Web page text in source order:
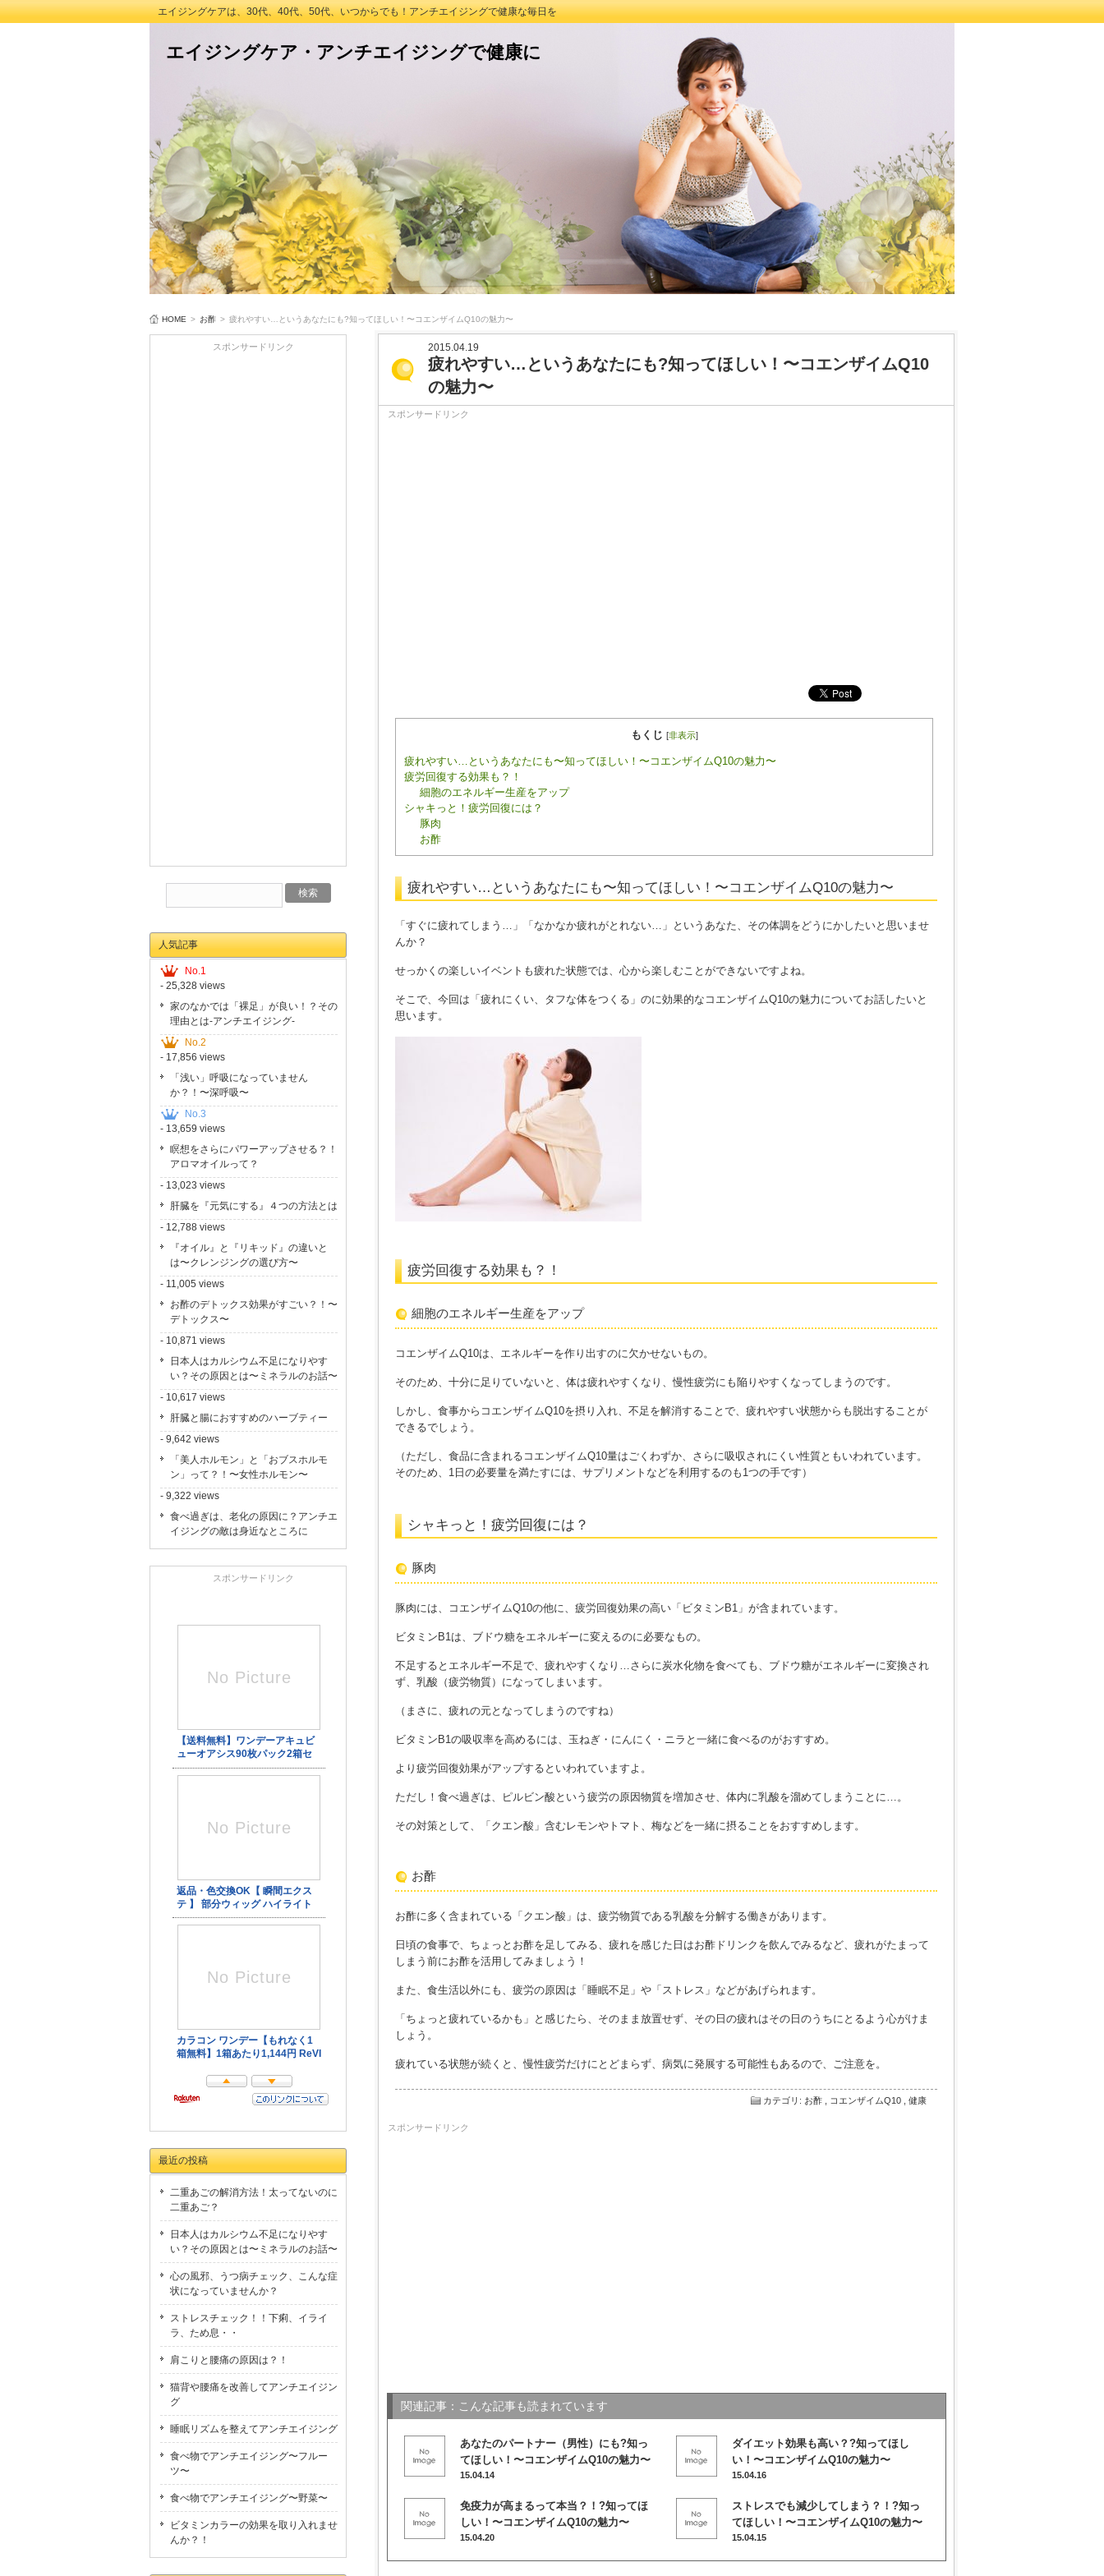
エイジングケアは、30代、40代、50代、いつからでも！アンチエイジングで健康な毎日を
エイジングケア・アンチエイジングで健康に
HOME > お酢 > 疲れやすい…というあなたにも?知ってほしい！〜コエンザイムQ10の魅力〜
2015.04.19
疲れやすい…というあなたにも?知ってほしい！〜コエンザイムQ10
の魅力〜
スポンサードリンク
もくじ [非表示]
疲れやすい…というあなたにも〜知ってほしい！〜コエンザイムQ10の魅力〜
疲労回復する効果も？！
細胞のエネルギー生産をアップ
シャキっと！疲労回復には？
豚肉
お酢
疲れやすい…というあなたにも〜知ってほしい！〜コエンザイムQ10の魅力〜
「すぐに疲れてしまう…」「なかなか疲れがとれない…」というあなた、その体調をどうにかしたいと思いませ
んか？
せっかくの楽しいイベントも疲れた状態では、心から楽しむことができないですよね。
そこで、今回は「疲れにくい、タフな体をつくる」のに効果的なコエンザイムQ10の魅力についてお話したいと
思います。
疲労回復する効果も？！
細胞のエネルギー生産をアップ
コエンザイムQ10は、エネルギーを作り出すのに欠かせないもの。
そのため、十分に足りていないと、体は疲れやすくなり、慢性疲労にも陥りやすくなってしまうのです。
しかし、食事からコエンザイムQ10を摂り入れ、不足を解消することで、疲れやすい状態からも脱出することが
できるでしょう。
（ただし、食品に含まれるコエンザイムQ10量はごくわずか、さらに吸収されにくい性質ともいわれています。
そのため、1日の必要量を満たすには、サプリメントなどを利用するのも1つの手です）
シャキっと！疲労回復には？
豚肉
豚肉には、コエンザイムQ10の他に、疲労回復効果の高い「ビタミンB1」が含まれています。
ビタミンB1は、ブドウ糖をエネルギーに変えるのに必要なもの。
不足するとエネルギー不足で、疲れやすくなり…さらに炭水化物を食べても、ブドウ糖がエネルギーに変換され
ず、乳酸（疲労物質）になってしまいます。
（まさに、疲れの元となってしまうのですね）
ビタミンB1の吸収率を高めるには、玉ねぎ・にんにく・ニラと一緒に食べるのがおすすめ。
より疲労回復効果がアップするといわれていますよ。
ただし！食べ過ぎは、ピルビン酸という疲労の原因物質を増加させ、体内に乳酸を溜めてしまうことに…。
その対策として、「クエン酸」含むレモンやトマト、梅などを一緒に摂ることをおすすめします。
お酢
お酢に多く含まれている「クエン酸」は、疲労物質である乳酸を分解する働きがあります。
日頃の食事で、ちょっとお酢を足してみる、疲れを感じた日はお酢ドリンクを飲んでみるなど、疲れがたまって
しまう前にお酢を活用してみましょう！
また、食生活以外にも、疲労の原因は「睡眠不足」や「ストレス」などがあげられます。
「ちょっと疲れているかも」と感じたら、そのまま放置せず、その日の疲れはその日のうちにとるよう心がけま
しょう。
疲れている状態が続くと、慢性疲労だけにとどまらず、病気に発展する可能性もあるので、ご注意を。
カテゴリ : お酢 コエンザイムQ10 健康
スポンサードリンク
関連記事：こんな記事も読まれています
あなたのパートナー（男性）にも?知っ
てほしい！〜コエンザイムQ10の魅力〜
15.04.14
ダイエット効果も高い？?知ってほし
い！〜コエンザイムQ10の魅力〜
15.04.16
免疫力が高まるって本当？！?知ってほ
しい！〜コエンザイムQ10の魅力〜
15.04.20
ストレスでも減少してしまう？！?知っ
てほしい！〜コエンザイムQ10の魅力〜
15.04.15
スポンサードリンク
人気記事
No.1
- 25,328 views
家のなかでは「裸足」が良い！？その
理由とは-アンチエイジング-
No.2
- 17,856 views
「浅い」呼吸になっていません
か？！〜深呼吸〜
No.3
- 13,659 views
瞑想をさらにパワーアップさせる？！
アロマオイルって？
- 13,023 views
肝臓を『元気にする』４つの方法とは
- 12,788 views
『オイル』と『リキッド』の違いと
は〜クレンジングの選び方〜
- 11,005 views
お酢のデトックス効果がすごい？！〜
デトックス〜
- 10,871 views
日本人はカルシウム不足になりやす
い？その原因とは〜ミネラルのお話〜
- 10,617 views
肝臓と腸におすすめのハーブティー
- 9,642 views
「美人ホルモン」と「おブスホルモ
ン」って？！〜女性ホルモン〜
- 9,322 views
食べ過ぎは、老化の原因に？アンチエ
イジングの敵は身近なところに
スポンサードリンク
最近の投稿
二重あごの解消方法！太ってないのに
二重あご？
日本人はカルシウム不足になりやす
い？その原因とは〜ミネラルのお話〜
心の風邪、うつ病チェック、こんな症
状になっていませんか？
ストレスチェック！！下痢、イライ
ラ、ため息・・
肩こりと腰痛の原因は？！
猫背や腰痛を改善してアンチエイジン
グ
睡眠リズムを整えてアンチエイジング
食べ物でアンチエイジング〜フルー
ツ〜
食べ物でアンチエイジング〜野菜〜
ビタミンカラーの効果を取り入れませ
んか？！